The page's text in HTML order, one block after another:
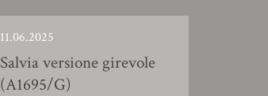
11.06.2025
Salvia versione girevole
(A1695/G)